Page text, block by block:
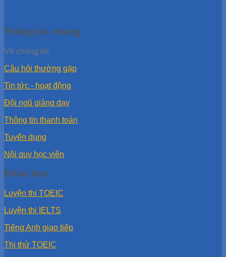
Thông tin chung
Về chúng tôi
Câu hỏi thường gặp
Tin tức - hoạt động
Đội ngũ giảng dạy
Thông tin thanh toán
Tuyển dụng
Nội quy học viên
Khóa học
Luyện thi TOEIC
Luyện thi IELTS
Tiếng Anh giao tiếp
Thi thử TOEIC